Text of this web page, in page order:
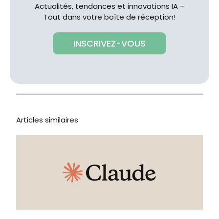
Actualités, tendances et innovations IA –
Tout dans votre boîte de réception!
INSCRIVEZ-VOUS
Articles similaires